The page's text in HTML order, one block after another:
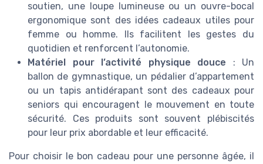
soutien, une loupe lumineuse ou un ouvre-bocal
ergonomique sont des idées cadeaux utiles pour
femme ou homme. Ils facilitent les gestes du
quotidien et renforcent l’autonomie.
Matériel pour l’activité physique douce : Un
ballon de gymnastique, un pédalier d’appartement
ou un tapis antidérapant sont des cadeaux pour
seniors qui encouragent le mouvement en toute
sécurité. Ces produits sont souvent plébiscités
pour leur prix abordable et leur efficacité.
Pour choisir le bon cadeau pour une personne âgée, il